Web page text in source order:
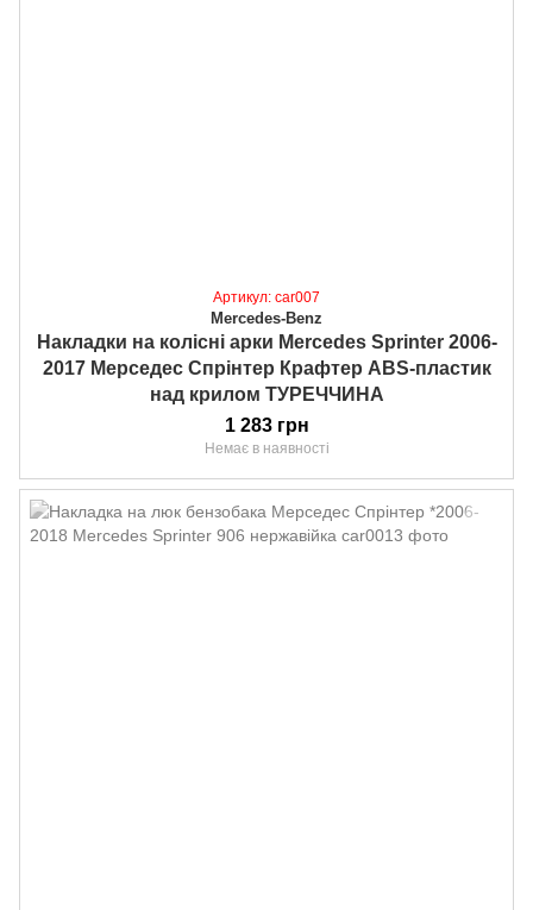
Артикул: car007
Mercedes-Benz
Накладки на колісні арки Mercedes Sprinter 2006-
2017 Мерседес Спрінтер Крафтер ABS-пластик
над крилом ТУРЕЧЧИНА
1 283 грн
Немає в наявності